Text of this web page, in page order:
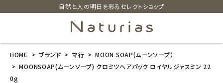
自然と人の明日を彩るセレクトショップ
search
HOME ブランド マ行
MOON SOAP(ムーンソープ）
MOONSOAP(ムーンソープ) クロミツヘアパック ロイヤルジャスミン 22
0g